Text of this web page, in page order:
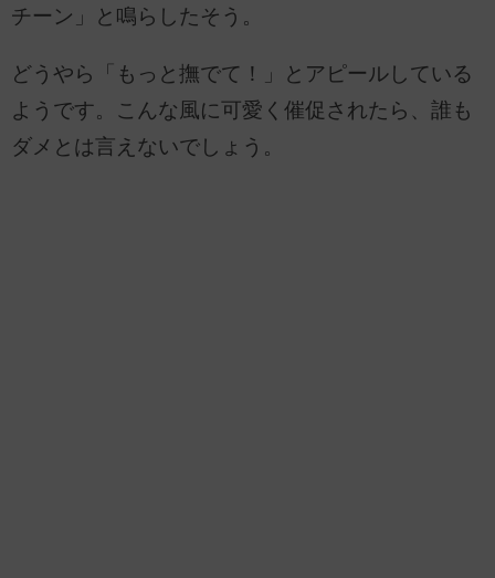
チーン」と鳴らしたそう。
どうやら「もっと撫でて！」とアピールしている
ようです。こんな風に可愛く催促されたら、誰も
ダメとは言えないでしょう。